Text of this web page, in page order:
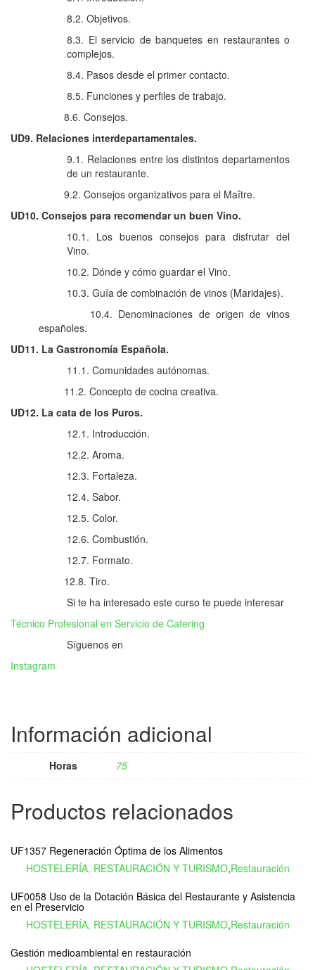
8.2. Objetivos.
8.3. El servicio de banquetes en restaurantes o
complejos.
8.4. Pasos desde el primer contacto.
8.5. Funciones y perfiles de trabajo.
8.6. Consejos.
UD9. Relaciones interdepartamentales.
9.1. Relaciones entre los distintos departamentos
de un restaurante.
9.2. Consejos organizativos para el Maître.
UD10. Consejos para recomendar un buen Vino.
10.1. Los buenos consejos para disfrutar del
Vino.
10.2. Dónde y cómo guardar el Vino.
10.3. Guía de combinación de vinos (Maridajes).
10.4. Denominaciones de origen de vinos
españoles.
UD11. La Gastronomía Española.
11.1. Comunidades autónomas.
11.2. Concepto de cocina creativa.
UD12. La cata de los Puros.
12.1. Introducción.
12.2. Aroma.
12.3. Fortaleza.
12.4. Sabor.
12.5. Color.
12.6. Combustión.
12.7. Formato.
12.8. Tiro.
Si te ha interesado este curso te puede interesar
Técnico Profesional en Servicio de Catering
Síguenos en
Instagram
Información adicional
Horas 75
Productos relacionados
UF1357 Regeneración Óptima de los Alimentos
HOSTELERÍA, RESTAURACIÓN Y TURISMO,Restauración
UF0058 Uso de la Dotación Básica del Restaurante y Asistencia
en el Preservicio
HOSTELERÍA, RESTAURACIÓN Y TURISMO,Restauración
Gestión medioambiental en restauración